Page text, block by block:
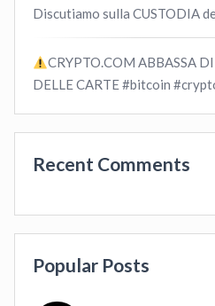
Discutiamo sulla CUSTODIA
CRYPTO.COM ABBASSA
DELLE CARTE #bitcoin
Recent Comments
Popular Posts